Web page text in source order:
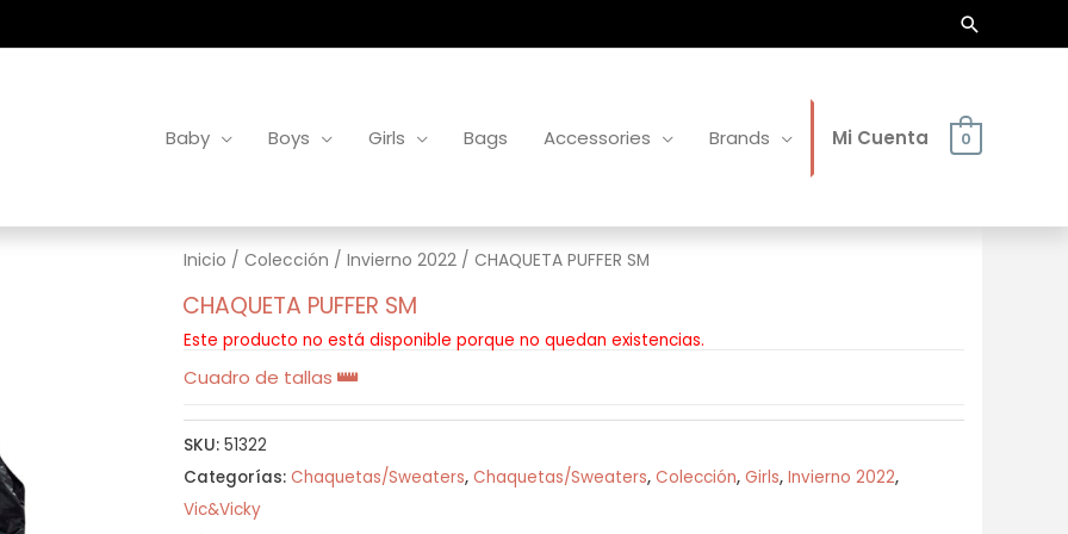
Buscar
Baby Boys Girls Bags Accessories Brands Mi Cuenta 0
Inicio / Colección / Invierno 2022/ CHAQUETA PUFFER SM
CHAQUETA PUFFER SM
Este producto no está disponible porque no quedan existencias.
Cuadro de tallas
SKU: 51322
Categorías: Chaquetas/Sweaters, Chaquetas/Sweaters, Colección, Girls, Invierno 2022,
Vic&Vicky